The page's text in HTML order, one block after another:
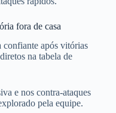
fora de casa
após vitórias
na tabela de
e nos contra-ataques
pela equipe.